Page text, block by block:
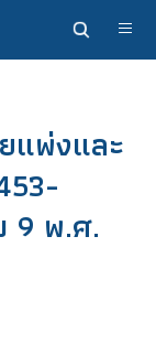
แพ่งและ
9 พ.ศ.